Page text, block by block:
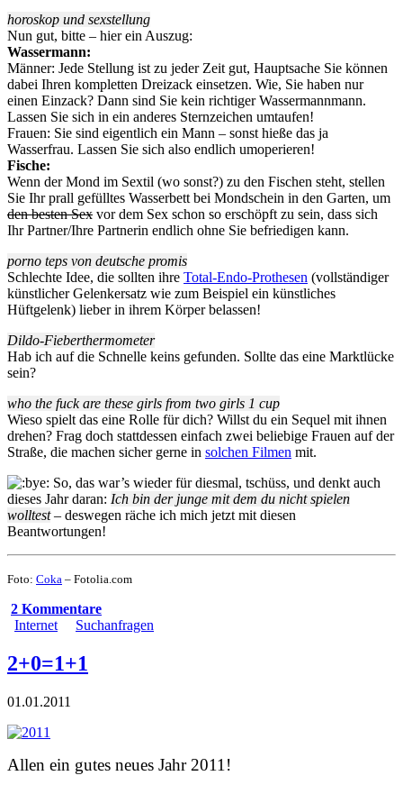
horoskop und sexstellung
Nun gut, bitte – hier ein Auszug:
Wassermann:
Männer: Jede Stellung ist zu jeder Zeit gut, Hauptsache Sie können
dabei Ihren kompletten Dreizack einsetzen. Wie, Sie haben nur
einen Einzack? Dann sind Sie kein richtiger Wassermannmann.
Lassen Sie sich in ein anderes Sternzeichen umtaufen!
Frauen: Sie sind eigentlich ein Mann – sonst hieße das ja
Wasserfrau. Lassen Sie sich also endlich umoperieren!
Fische:
Wenn der Mond im Sextil (wo sonst?) zu den Fischen steht, stellen
Sie Ihr prall gefülltes Wasserbett bei Mondschein in den Garten, um
den besten Sex vor dem Sex schon so erschöpft zu sein, dass sich
Ihr Partner/Ihre Partnerin endlich ohne Sie befriedigen kann.
porno teps von deutsche promis
Schlechte Idee, die sollten ihre Total-Endo-Prothesen (vollständiger
künstlicher Gelenkersatz wie zum Beispiel ein künstliches
Hüftgelenk) lieber in ihrem Körper belassen!
Dildo-Fieberthermometer
Hab ich auf die Schnelle keins gefunden. Sollte das eine Marktlücke
sein?
who the fuck are these girls from two girls 1 cup
Wieso spielt das eine Rolle für dich? Willst du ein Sequel mit ihnen
drehen? Frag doch stattdessen einfach zwei beliebige Frauen auf der
Straße, die machen sicher gerne in solchen Filmen mit.
So, das war’s wieder für diesmal, tschüss, und denkt auch
dieses Jahr daran: Ich bin der junge mit dem du nicht spielen
wolltest– deswegen räche ich mich jetzt mit diesen
Beantwortungen!
Foto: Coka – Fotolia.com
2 Kommentare
Internet
Suchanfragen
2+0=1+1
01.01.2011
Allen ein gutes neues Jahr 2011!